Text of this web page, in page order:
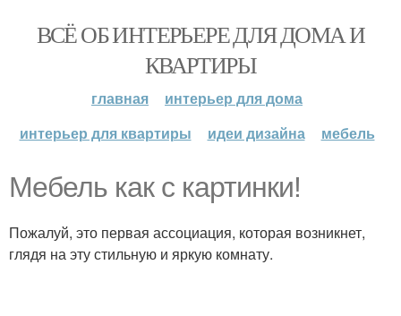
ВСЁ ОБ ИНТЕРЬЕРЕ ДЛЯ ДОМА И
КВАРТИРЫ
главная
интерьер для дома
интерьер для квартиры
идеи дизайна мебель
Мебель как с картинки!
Пожалуй, это первая ассоциация, которая возникнет,
глядя на эту стильную и яркую комнату.